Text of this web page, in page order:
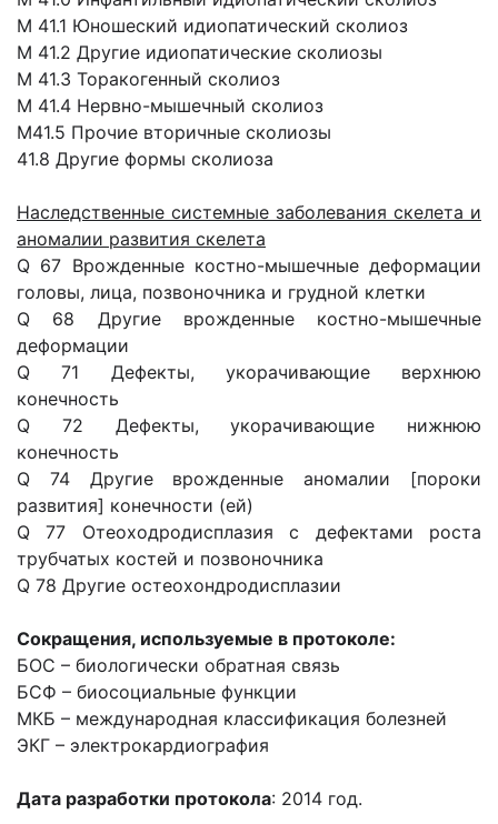
М 41.1 Юношеский идиопатический сколиоз
М 41.2 Другие идиопатические сколиозы
М 41.3 Торакогенный сколиоз
М 41.4 Нервно-мышечный сколиоз
М41.5 Прочие вторичные сколиозы
41.8 Другие формы сколиоза
Наследственные системные заболевания скелета и
аномалии развития скелета
Q 67 Врожденные костно-мышечные деформации
головы, лица, позвоночника и грудной клетки
Q 68 Другие врожденные костно-мышечные
деформации
Q 71 Дефекты, укорачивающие верхнюю
конечность
Q 72 Дефекты, укорачивающие нижнюю
конечность
Q 74 Другие врожденные аномалии [пороки
развития] конечности (ей)
Q 77 Отеоходродисплазия с дефектами роста
трубчатых костей и позвоночника
Q 78 Другие остеохондродисплазии
Сокращения, используемые в протоколе:
БОС – биологически обратная связь
БСФ – биосоциальные функции
МКБ – международная классификация болезней
ЭКГ – электрокардиография
Дата разработки протокола: 2014 год.